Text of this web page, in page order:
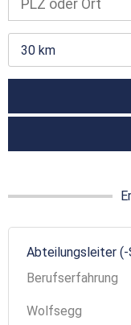
30 km
Abteilungsleiter
Berufserfahrung
Wolfsegg